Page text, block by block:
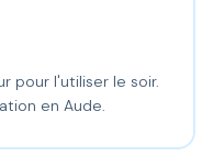
pour l'utiliser le soir.
en Aude.